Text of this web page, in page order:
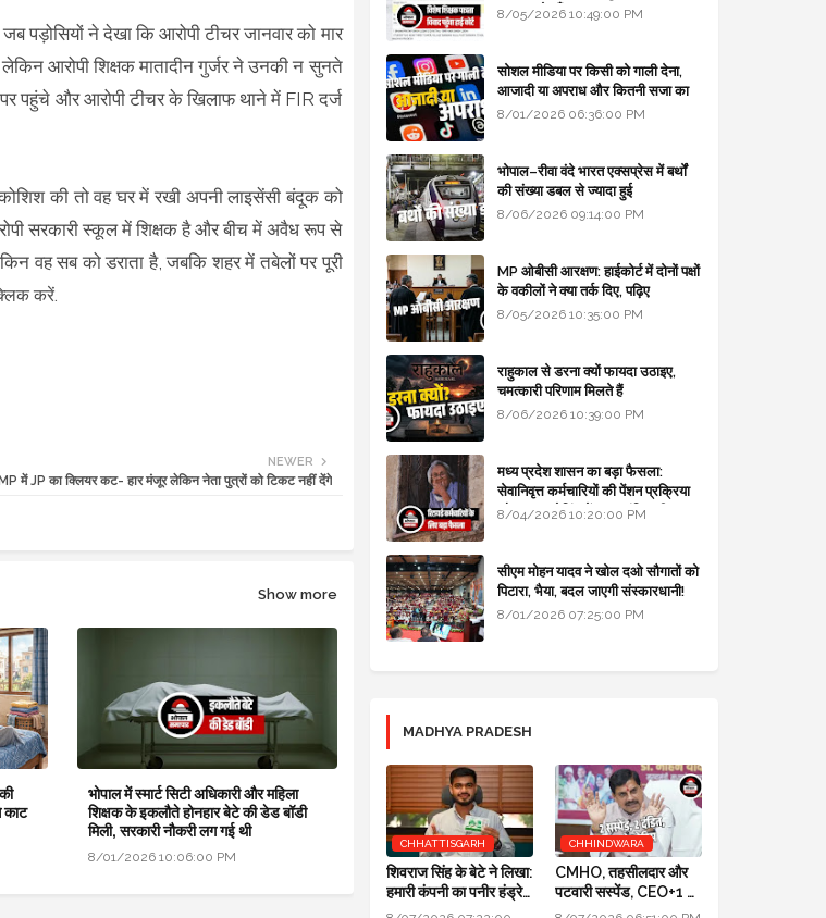
पड़ोसियों ने देखा कि आरोपी टीचर जानवार को मार
आरोपी शिक्षक मातादीन गुर्जर ने उनकी न सुनते
पर पहुंचे और आरोपी टीचर के खिलाफ थाने में FIR दर्ज
की तो वह घर में रखी अपनी लाइसेंसी बंदूक को
सरकारी स्कूल में शिक्षक है और बीच में अवैध रूप से
वह सब को डराता है, जबकि शहर में तबेलों पर पूरी
करें.
NEWER
MP में JP का क्लियर कट- हार मंजूर लेकिन नेता पुत्रों को टिकट नहीं देंगे
Show more
काट
भोपाल में स्मार्ट सिटी अधिकारी और महिला
शिक्षक के इकलौते होनहार बेटे की डेड बॉडी
मिली, सरकारी नौकरी लग गई थी
8/01/2026 10:06:00 PM
सरकार से माँगा जवाब
8/05/2026 10:49:00 PM
सोशल मीडिया पर किसी को गाली देना,
आजादी या अपराध और कितनी सजा का
प्रावधान - free legal advice
8/01/2026 06:36:00 PM
भोपाल–रीवा वंदे भारत एक्सप्रेस में बर्थों
की संख्या डबल से ज्यादा हुई
8/06/2026 09:14:00 PM
MP ओबीसी आरक्षण: हाईकोर्ट में दोनों पक्षों
के वकीलों ने क्या तर्क दिए, पढ़िए
8/05/2026 10:35:00 PM
राहुकाल से डरना क्यों फायदा उठाइए,
चमत्कारी परिणाम मिलते हैं
8/06/2026 10:39:00 PM
मध्य प्रदेश शासन का बड़ा फैसला:
सेवानिवृत्त कर्मचारियों की पेंशन प्रक्रिया
और बजट कोडिंग में हुए क्रांतिकारी
8/04/2026 10:20:00 PM
सीएम मोहन यादव ने खोल दओ सौगातों को
पिटारा, भैया, बदल जाएगी संस्कारधानी!
8/01/2026 07:25:00 PM
MADHYA PRADESH
CHHATTISGARH
शिवराज सिंह के बेटे ने लिखा:
हमारी कंपनी का पनीर हंड्रेड
परसेंट प्योर है, लैब रिपोर्ट आ
CHHINDWARA
CMHO, तहसीलदार और
पटवारी सस्पेंड, CEO+1 का
सैलरी इंक्रीमेंट स्टॉप,